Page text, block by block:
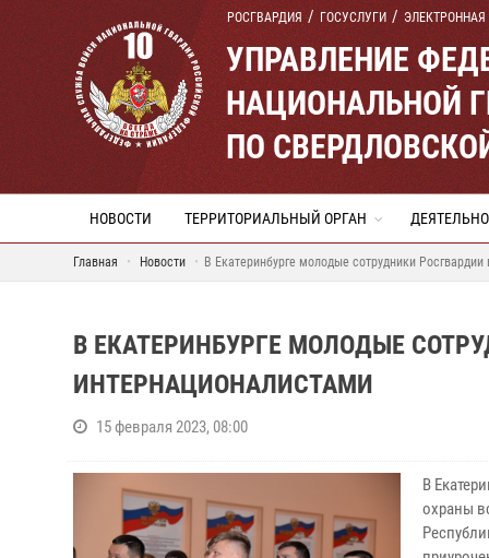
РОСГВАРДИЯ ГОСУСЛУГИ
УПРАВЛЕНИЕ
НАЦИОНАЛЬНОЙ
ПО
НОВОСТИ ТЕРРИТОРИАЛЬНЫЙ ОРГАН
Главная Новости В Екатеринбурге молодые сотрудники
В ЕКАТЕРИНБУРГЕ МОЛОДЫЕ
ИНТЕРНАЦИОНАЛИСТАМИ
15 февраля 2023, 08:00
В
охраны